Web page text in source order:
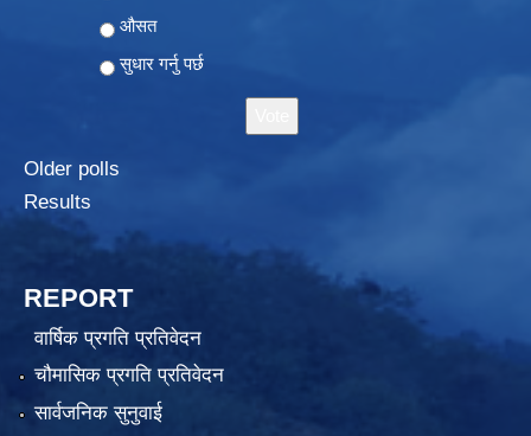
औसत
सुधार गर्नु पर्छ
Older polls
Results
REPORT
वार्षिक प्रगति प्रतिवेदन
चौमासिक प्रगति प्रतिवेदन
सार्वजनिक सुनुवाई